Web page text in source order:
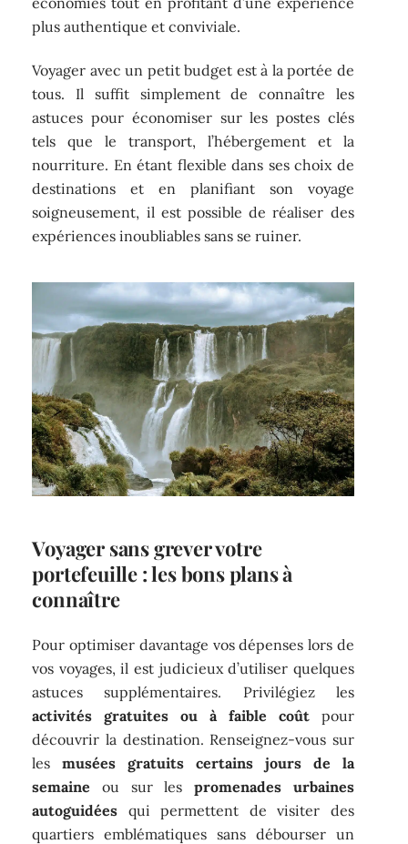
plus authentique et conviviale.
Voyager avec un petit budget est à la portée de
tous. Il suffit simplement de connaître les
astuces pour économiser sur les postes clés
tels que le transport, l’hébergement et la
nourriture. En étant flexible dans ses choix de
destinations et en planifiant son voyage
soigneusement, il est possible de réaliser des
expériences inoubliables sans se ruiner.
Voyager sans grever votre
portefeuille : les bons plans à
connaître
Pour optimiser davantage vos dépenses lors de
vos voyages, il est judicieux d’utiliser quelques
astuces supplémentaires. Privilégiez les
activités gratuites ou à faible coûtpour
découvrir la destination. Renseignez-vous sur
lesmusées gratuits certains jours de la
semaine ou sur les promenades urbaines
autoguidées qui permettent de visiter des
quartiers emblématiques sans débourser un